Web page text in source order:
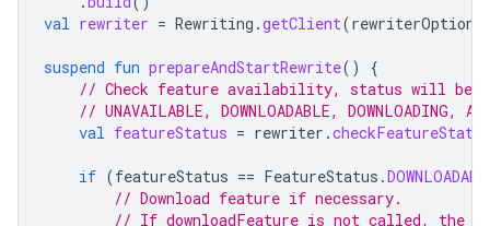
val rewriter = Rewriting .getClient(rewriterOptions
suspend fun prepareAndStartRewrite()
{
// Check feature availability, status will be
// UNAVAILABLE, DOWNLOADABLE, DOWNLOADING,
val featureStatus = rewriter .checkFeatureStatus
if (featureStatus == FeatureStatus .
// Download feature if necessary.
// If downloadFeature is not called, the